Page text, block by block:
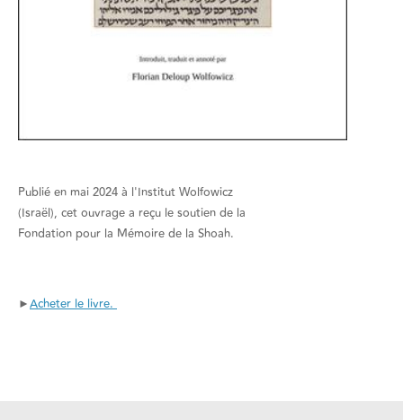
Publié en mai 2024 à l'Institut Wolfowicz
(Israël), cet ouvrage a reçu le soutien de la
Fondation pour la Mémoire de la Shoah.
►Acheter le livre.